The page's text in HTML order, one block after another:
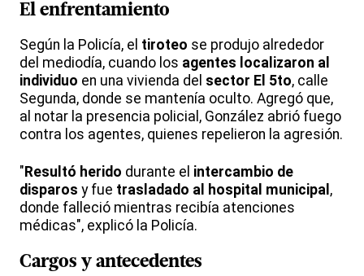
El enfrentamiento
Según la Policía, el tiroteo se produjo alrededor
del mediodía, cuando los agentes localizaron al
individuo en una vivienda del sector El 5to, calle
Segunda, donde se mantenía oculto. Agregó que,
al notar la presencia policial, González abrió fuego
contra los agentes, quienes repelieron la agresión.
"Resultó herido durante el intercambio de
disparos y fue trasladado al hospital municipal ,
donde falleció mientras recibía atenciones
médicas", explicó la Policía.
Cargos y antecedentes